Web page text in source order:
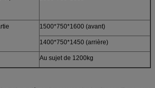
1500*750*1600 (avant)
1400*750*1450 (arrière)
Au sujet de 1200kg